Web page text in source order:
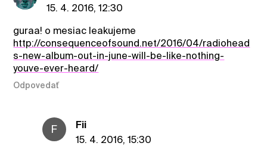
15. 4. 2016, 12:30
guraa! o mesiac leakujeme
http://consequenceofsound.net/2016/04/radiohead
s-new-album-out-in-june-will-be-like-nothing-
youve-ever-heard/
Odpovedať
F
Fii
15. 4. 2016, 15:30